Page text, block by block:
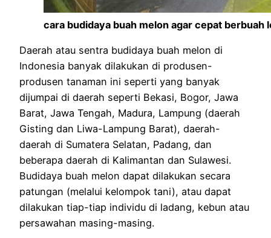
cara budidaya buah melon agar cepat berbuah
Daerah atau sentra budidaya buah melon di
Indonesia banyak dilakukan di produsen-
produsen tanaman ini seperti yang banyak
dijumpai di daerah seperti Bekasi, Bogor, Jawa
Barat, Jawa Tengah, Madura, Lampung (daerah
Gisting dan Liwa-Lampung Barat), daerah-
daerah di Sumatera Selatan, Padang, dan
beberapa daerah di Kalimantan dan Sulawesi.
Budidaya buah melon dapat dilakukan secara
patungan (melalui kelompok tani), atau dapat
dilakukan tiap-tiap individu di ladang, kebun atau
persawahan masing-masing.